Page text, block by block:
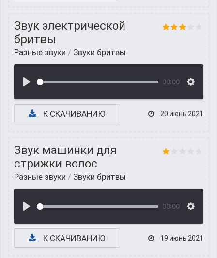
Звук электрической
бритвы
Разные звуки / Звуки бритвы
00:00
К СКАЧИВАНИЮ 20 июнь 2021
Звук машинки для
стрижки волос
Разные звуки / Звуки бритвы
00:00
К СКАЧИВАНИЮ 19 июнь 2021